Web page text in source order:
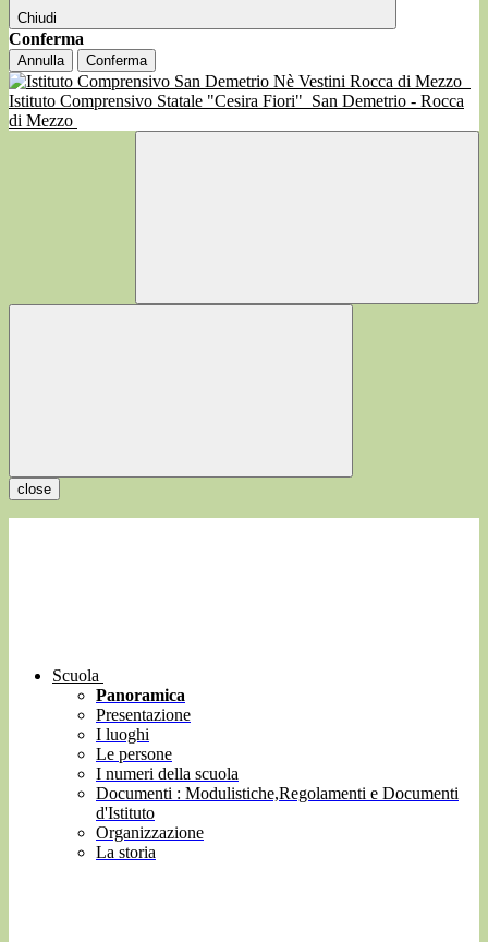
Chiudi
Conferma
Annulla Conferma
Istituto Comprensivo Statale "Cesira Fiori" San Demetrio - Rocca
di Mezzo
close
Scuola
Panoramica
Presentazione
I luoghi
Le persone
I numeri della scuola
Documenti : Modulistiche,Regolamenti e Documenti
d'Istituto
Organizzazione
La storia